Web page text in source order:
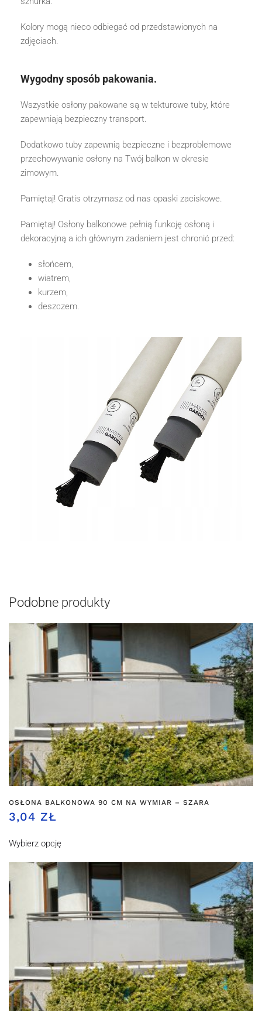
Kolory mogą nieco odbiegać od przedstawionych na
zdjęciach.
Wygodny sposób pakowania.
Wszystkie osłony pakowane są w tekturowe tuby, które
zapewniają bezpieczny transport.
Dodatkowo tuby zapewnią bezpieczne i bezproblemowe
przechowywanie osłony na Twój balkon w okresie
zimowym.
Pamiętaj! Gratis otrzymasz od nas opaski zaciskowe.
Pamiętaj! Osłony balkonowe pełnią funkcję osłoną i
dekoracyjną a ich głównym zadaniem jest chronić przed:
słońcem,
wiatrem,
kurzem,
deszczem.
Podobne produkty
OSŁONA BALKONOWA 90 CM NA WYMIAR – SZARA
3,04 ZŁ
Wybierz opcję